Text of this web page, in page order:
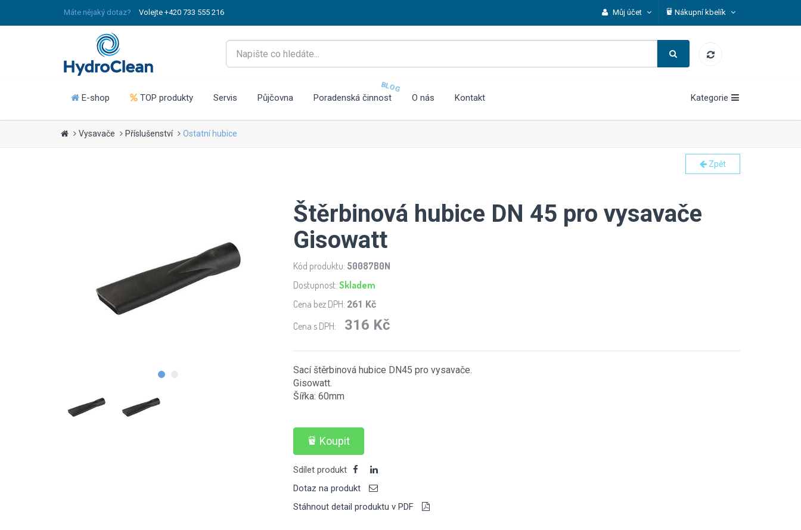
Máte nějaký dotaz? Volejte +420 733 555 216 Můj účet Nákupní kbelík
E-shop TOP produkty Servis Půjčovna Poradenská činnost
BLOG
O nás Kontakt Kategorie
Vysavače Příslušenství Ostatní hubice
Zpět
Štěrbinová hubice DN 45 pro vysavače
Gisowatt
Kód produktu: 50087B0N
Dostupnost: Skladem
Cena bez DPH: 261 Kč
Cena s DPH: 316 Kč
Sací štěrbinová hubice DN45 pro vysavače.
Gisowatt.
Šířka: 60mm
Koupit
Sdílet produkt
Dotaz na produkt
Stáhnout detail produktu v PDF